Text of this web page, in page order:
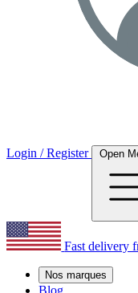
Login / Register Open
Fast delivery
Nos marques
Blog